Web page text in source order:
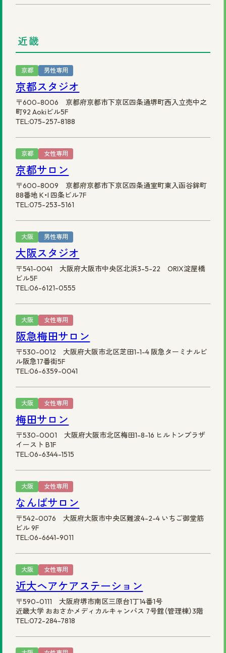
近畿
京都 男性専用
京都スタジオ
〒600-8006 京都府京都市下京区四条通堺町西入立売中之
町92 Aokiビル5F
TEL:075-257-8188
京都 女性専用
京都サロン
〒600-8009 京都府京都市下京区四条通室町東入函谷鉾町
88番地 K・I 四条ビル7F
TEL:075-253-5161
大阪 男性専用
大阪スタジオ
〒541-0041 大阪府大阪市中央区北浜3-5-22 ORIX淀屋橋
ビル5F
TEL:06-6121-0555
大阪 女性専用
阪急梅田サロン
〒530-0012 大阪府大阪市北区芝田1-1-4 阪急ターミナルビ
ル阪急17番街5F
TEL:06-6359-0041
大阪 女性専用
梅田サロン
〒530-0001 大阪府大阪市北区梅田1-8-16 ヒルトンプラザ
イースト B1F
TEL:06-6344-1515
大阪 女性専用
なんばサロン
〒542-0076 大阪府大阪市中央区難波4-2-4 いちご御堂筋
ビル 9F
TEL:06-6641-9011
大阪 女性専用
近大ヘアケアステーション
〒590-0111 大阪府堺市南区三原台1丁14番1号
近畿大学 おおさかメディカルキャンパス 7号館（管理棟）3階
TEL:072-284-7818